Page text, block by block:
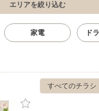
エリアを絞り込む
家電 ド
すべてのチラシ